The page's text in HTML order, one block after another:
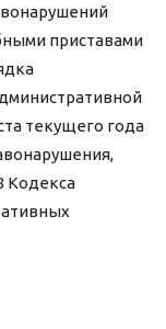
приставами
текущего года
Кодекса